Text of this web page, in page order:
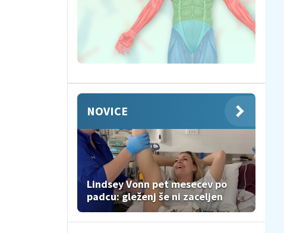
NOVICE
Lindsey Vonn pet mesecev po
padcu: gleženj še ni zaceljen